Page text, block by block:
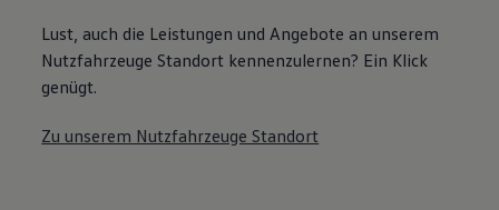
Lust, auch die Leistungen und Angebote an unserem
Nutzfahrzeuge Standort kennenzulernen? Ein Klick
genügt.
Zu unserem Nutzfahrzeuge Standort